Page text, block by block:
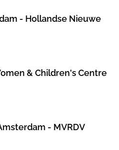
- Hollandse Nieuwe
& Children's Centre
- MVRDV